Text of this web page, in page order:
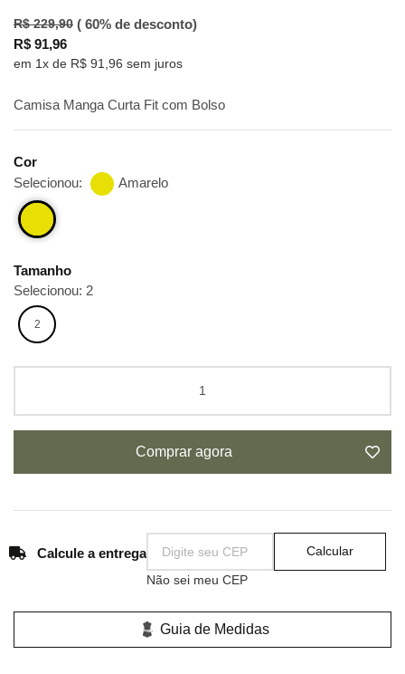
R$ 229,90 ( 60% de desconto)
R$ 91,96
em 1x de R$ 91,96 sem juros
Camisa Manga Curta Fit com Bolso
Cor
Selecionou:
Amarelo
Tamanho
Selecionou: 2
2
Comprar agora
Calcule a entrega
Calcular
Não sei meu CEP
Guia de Medidas